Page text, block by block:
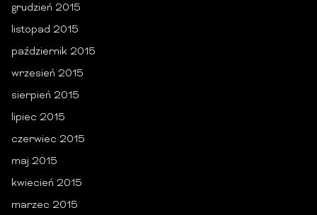
grudzień 2015
listopad 2015
październik 2015
wrzesień 2015
sierpień 2015
lipiec 2015
czerwiec 2015
maj 2015
kwiecień 2015
marzec 2015